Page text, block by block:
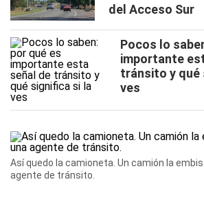
del Acceso Sur
Pocos lo
importante
tránsito y qué
ves
Así quedo la camioneta. Un camión la
agente de tránsito.